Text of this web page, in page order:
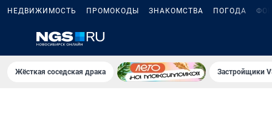
НЕДВИЖИМОСТЬ ПРОМОКОДЫ ЗНАКОМСТВА ПОГОДА
Жёсткая соседская драка Застройщики